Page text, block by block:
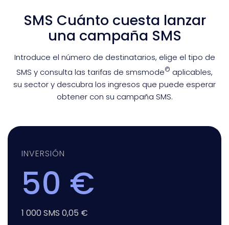
SMS Cuánto cuesta lanzar
una campaña SMS
Introduce el número de destinatarios, elige el tipo de
SMS y consulta las tarifas de smsmode© aplicables,
su sector y descubra los ingresos que puede esperar
obtener con su campaña SMS.
INVERSIÓN
50 €
1 000 SMS 0,05 €